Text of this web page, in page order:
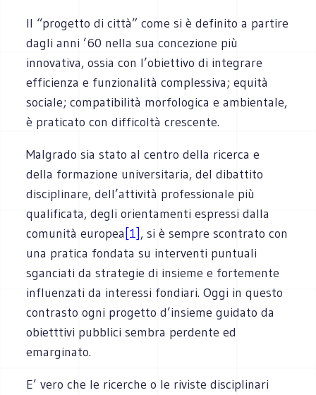
Il “progetto di città” come si è definito a partire
dagli anni ’60 nella sua concezione più
innovativa, ossia con l’obiettivo di integrare
efficienza e funzionalità complessiva; equità
sociale; compatibilità morfologica e ambientale,
è praticato con difficoltà crescente.
Malgrado sia stato al centro della ricerca e
della formazione universitaria, del dibattito
disciplinare, dell’attività professionale più
qualificata, degli orientamenti espressi dalla
comunità europea [1], si è sempre scontrato con
una pratica fondata su interventi puntuali
sganciati da strategie di insieme e fortemente
influenzati da interessi fondiari. Oggi in questo
contrasto ogni progetto d’insieme guidato da
obietttivi pubblici sembra perdente ed
emarginato.
E’ vero che le ricerche o le riviste disciplinari